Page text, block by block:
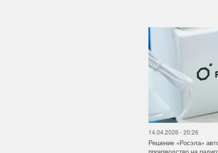
14.04.2026 - 20:26
Решение «Росэла»